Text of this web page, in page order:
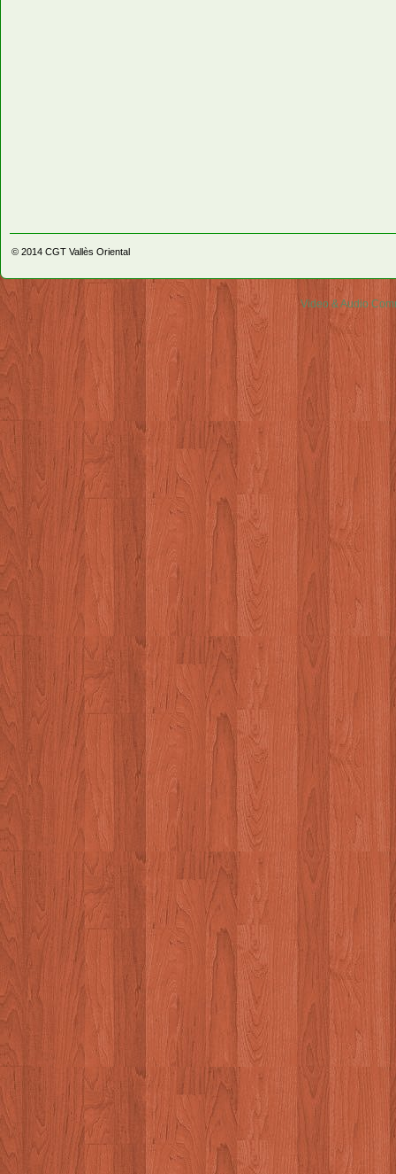
© 2014 CGT Vallès Oriental
Video & Audio